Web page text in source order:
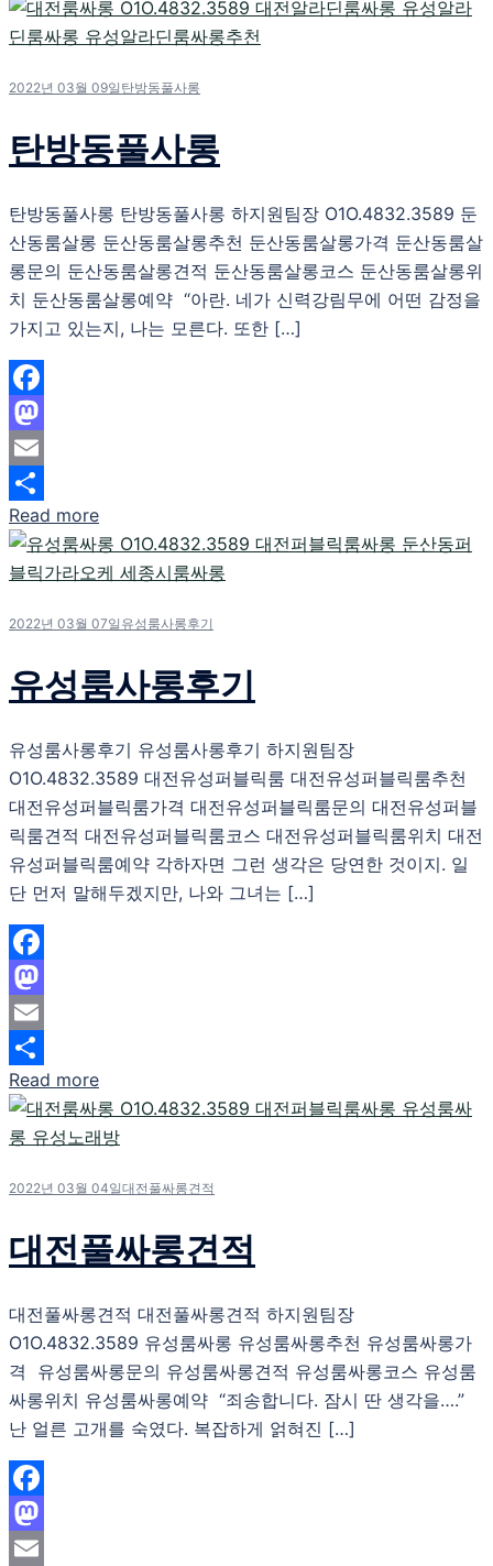
2022년 03월 09일 탄방동풀사롱
탄방동풀사롱
탄방동풀사롱 탄방동풀사롱 하지원팀장 O1O.4832.3589 둔
산동룸살롱 둔산동룸살롱추천 둔산동룸살롱가격 둔산동룸살
롱문의 둔산동룸살롱견적 둔산동룸살롱코스 둔산동룸살롱위
치 둔산동룸살롱예약 “아란. 네가 신력강림무에 어떤 감정을
가지고 있는지, 나는 모른다. 또한 […]
Facebook
Mastodon
Email
Share
Read more
2022년 03월 07일 유성룸사롱후기
유성룸사롱후기
유성룸사롱후기 유성룸사롱후기 하지원팀장
O1O.4832.3589 대전유성퍼블릭룸 대전유성퍼블릭룸추천
대전유성퍼블릭룸가격 대전유성퍼블릭룸문의 대전유성퍼블
릭룸견적 대전유성퍼블릭룸코스 대전유성퍼블릭룸위치 대전
유성퍼블릭룸예약 각하자면 그런 생각은 당연한 것이지. 일
단 먼저 말해두겠지만, 나와 그녀는 […]
Facebook
Mastodon
Email
Share
Read more
2022년 03월 04일대전풀싸롱견적
대전풀싸롱견적
대전풀싸롱견적 대전풀싸롱견적 하지원팀장
O1O.4832.3589 유성룸싸롱 유성룸싸롱추천 유성룸싸롱가
격 유성룸싸롱문의 유성룸싸롱견적 유성룸싸롱코스 유성룸
싸롱위치 유성룸싸롱예약 “죄송합니다. 잠시 딴 생각을….”
난 얼른 고개를 숙였다. 복잡하게 얽혀진 […]
Facebook
Mastodon